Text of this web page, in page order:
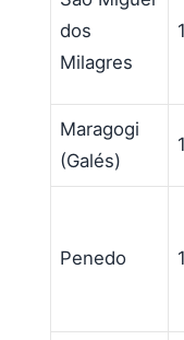
dos
Milagres
Maragogi
(Galés)
Penedo